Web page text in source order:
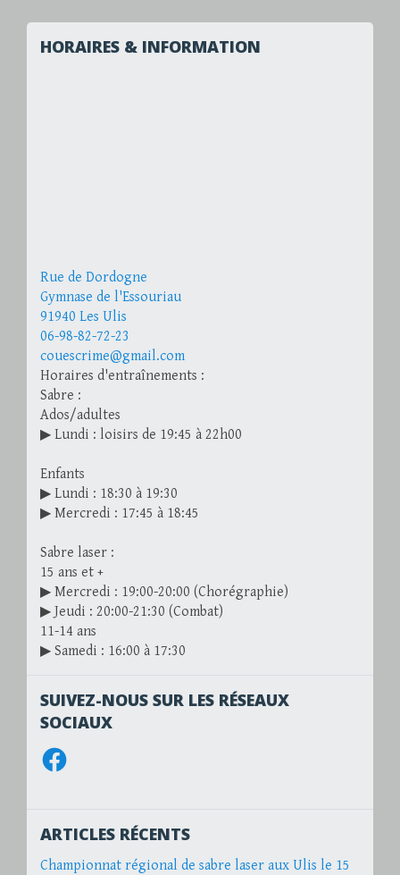
HORAIRES & INFORMATION
Rue de Dordogne
Gymnase de l'Essouriau
91940 Les Ulis
06-98-82-72-23
couescrime@gmail.com
Horaires d'entraînements :
Sabre :
Ados/adultes
▶ Lundi : loisirs de 19:45 à 22h00
Enfants
▶ Lundi : 18:30 à 19:30
▶ Mercredi : 17:45 à 18:45
Sabre laser :
15 ans et +
▶ Mercredi : 19:00-20:00 (Chorégraphie)
▶ Jeudi : 20:00-21:30 (Combat)
11-14 ans
▶ Samedi : 16:00 à 17:30
SUIVEZ-NOUS SUR LES RÉSEAUX
SOCIAUX
Facebook
ARTICLES RÉCENTS
Championnat régional de sabre laser aux Ulis le 15